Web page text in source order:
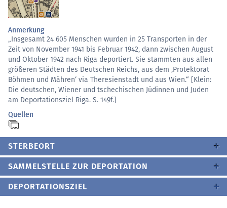
Anmerkung
„Insgesamt 24 605 Menschen wurden in 25 Transporten in der
Zeit von November 1941 bis Februar 1942, dann zwischen August
und Oktober 1942 nach Riga deportiert. Sie stammten aus allen
größeren Städten des Deutschen Reichs, aus dem ‚Protektorat
Böhmen und Mähren‘ via Theresienstadt und aus Wien.“ [Klein:
Die deutschen, Wiener und tschechischen Jüdinnen und Juden
am Deportationsziel Riga. S. 149f.]
Quellen
STERBEORT
SAMMELSTELLE ZUR DEPORTATION
DEPORTATIONSZIEL